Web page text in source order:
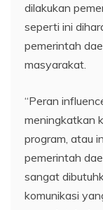
dilakukan
seperti ini
pemerintah
masyarakat.
“Peran
meningkatkan
program, atau
pemerintah
sangat
komunikasi